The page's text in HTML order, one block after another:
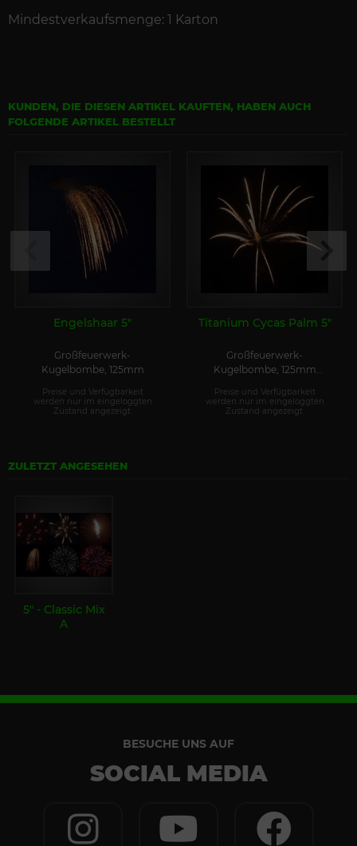
Mindestverkaufsmenge: 1 Karton
KUNDEN, DIE DIESEN ARTIKEL KAUFTEN, HABEN AUCH
FOLGENDE ARTIKEL BESTELLT
Engelshaar 5"
Großfeuerwerk-
Kugelbombe, 125mm
Preise und Verfügbarkeit
werden nur im eingeloggten
Zustand angezeigt.
Titanium Cycas Palm 5"
Großfeuerwerk-
Kugelbombe, 125mm
Preise und Verfügbarkeit
werden nur im eingeloggten
Zustand angezeigt.
ZULETZT ANGESEHEN
5" - Classic Mix
A
BESUCHE UNS AUF
SOCIAL MEDIA